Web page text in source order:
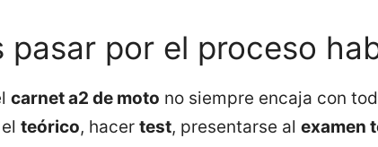
pasar por el proceso
carnet a2 de moto no siempre encaja con
teórico, hacer test, presentarse al examen